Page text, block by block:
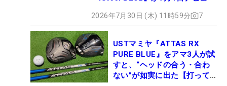
2026年7月30日 (木) 11時59分 7
USTマミヤ『ATTAS RX
PURE BLUE』をアマ3人が試
すと、“ヘッドの合う・合わ
ない”が如実に出た【打って